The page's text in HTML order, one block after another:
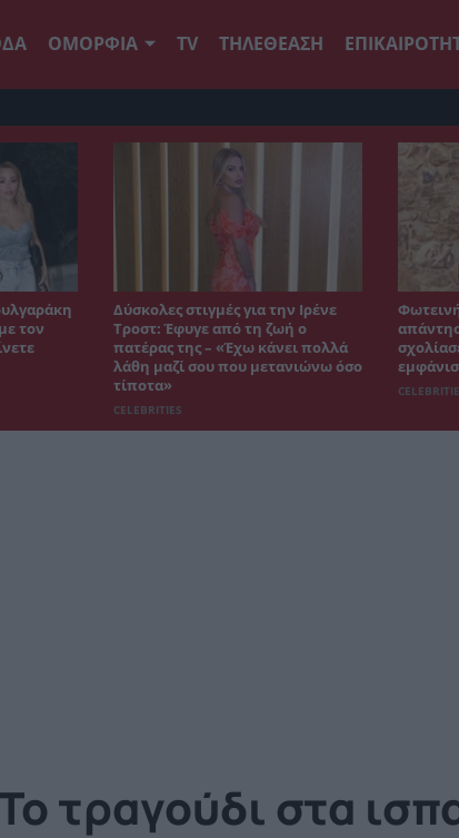
ΟΜΟΡΦΙΑ TV ΤΗΛΕΘΕΑΣΗ
τον
Δύσκολες στιγμές για την Ιρένε
Τροστ: Έφυγε από τη ζωή ο
πατέρας της – «Έχω κάνει πολλά
λάθη μαζί σου που μετανιώνω όσο
τίποτα»
CELEBRITIES
τραγούδι στα